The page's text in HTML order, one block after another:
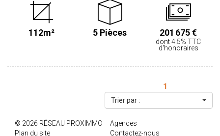
cuisine aménagée et équipée, deux chambres, une salle d'eau et un
wc. A l'étage: deux chambres et une salle d'eau avec wc. Un
magnifique jardin de près de 1000 m² vient agrémenter cette
maison. Les informations sur les risques auxquels ce bien est
exposé sont disponibles sur le site géorisque.gouv.fr Honoraires
partagés entre vendeur et acheteur, honoraires acheteur 4,5 %
112m² 5 Pièces 201 675 €
dont 4.5% TTC
d'honoraires
1
Trier par :
© 2026 RÉSEAU PROXIMMO
Agences
Plan du site
Contactez-nous